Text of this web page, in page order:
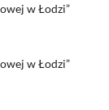
w Łodzi”
w Łodzi”